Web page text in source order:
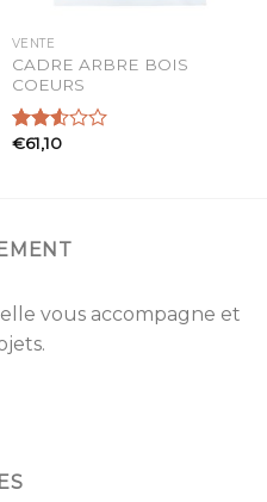
VENTE
CADRE ARBRE BOIS
COEURS
Note
€61,10
vous accompagne et